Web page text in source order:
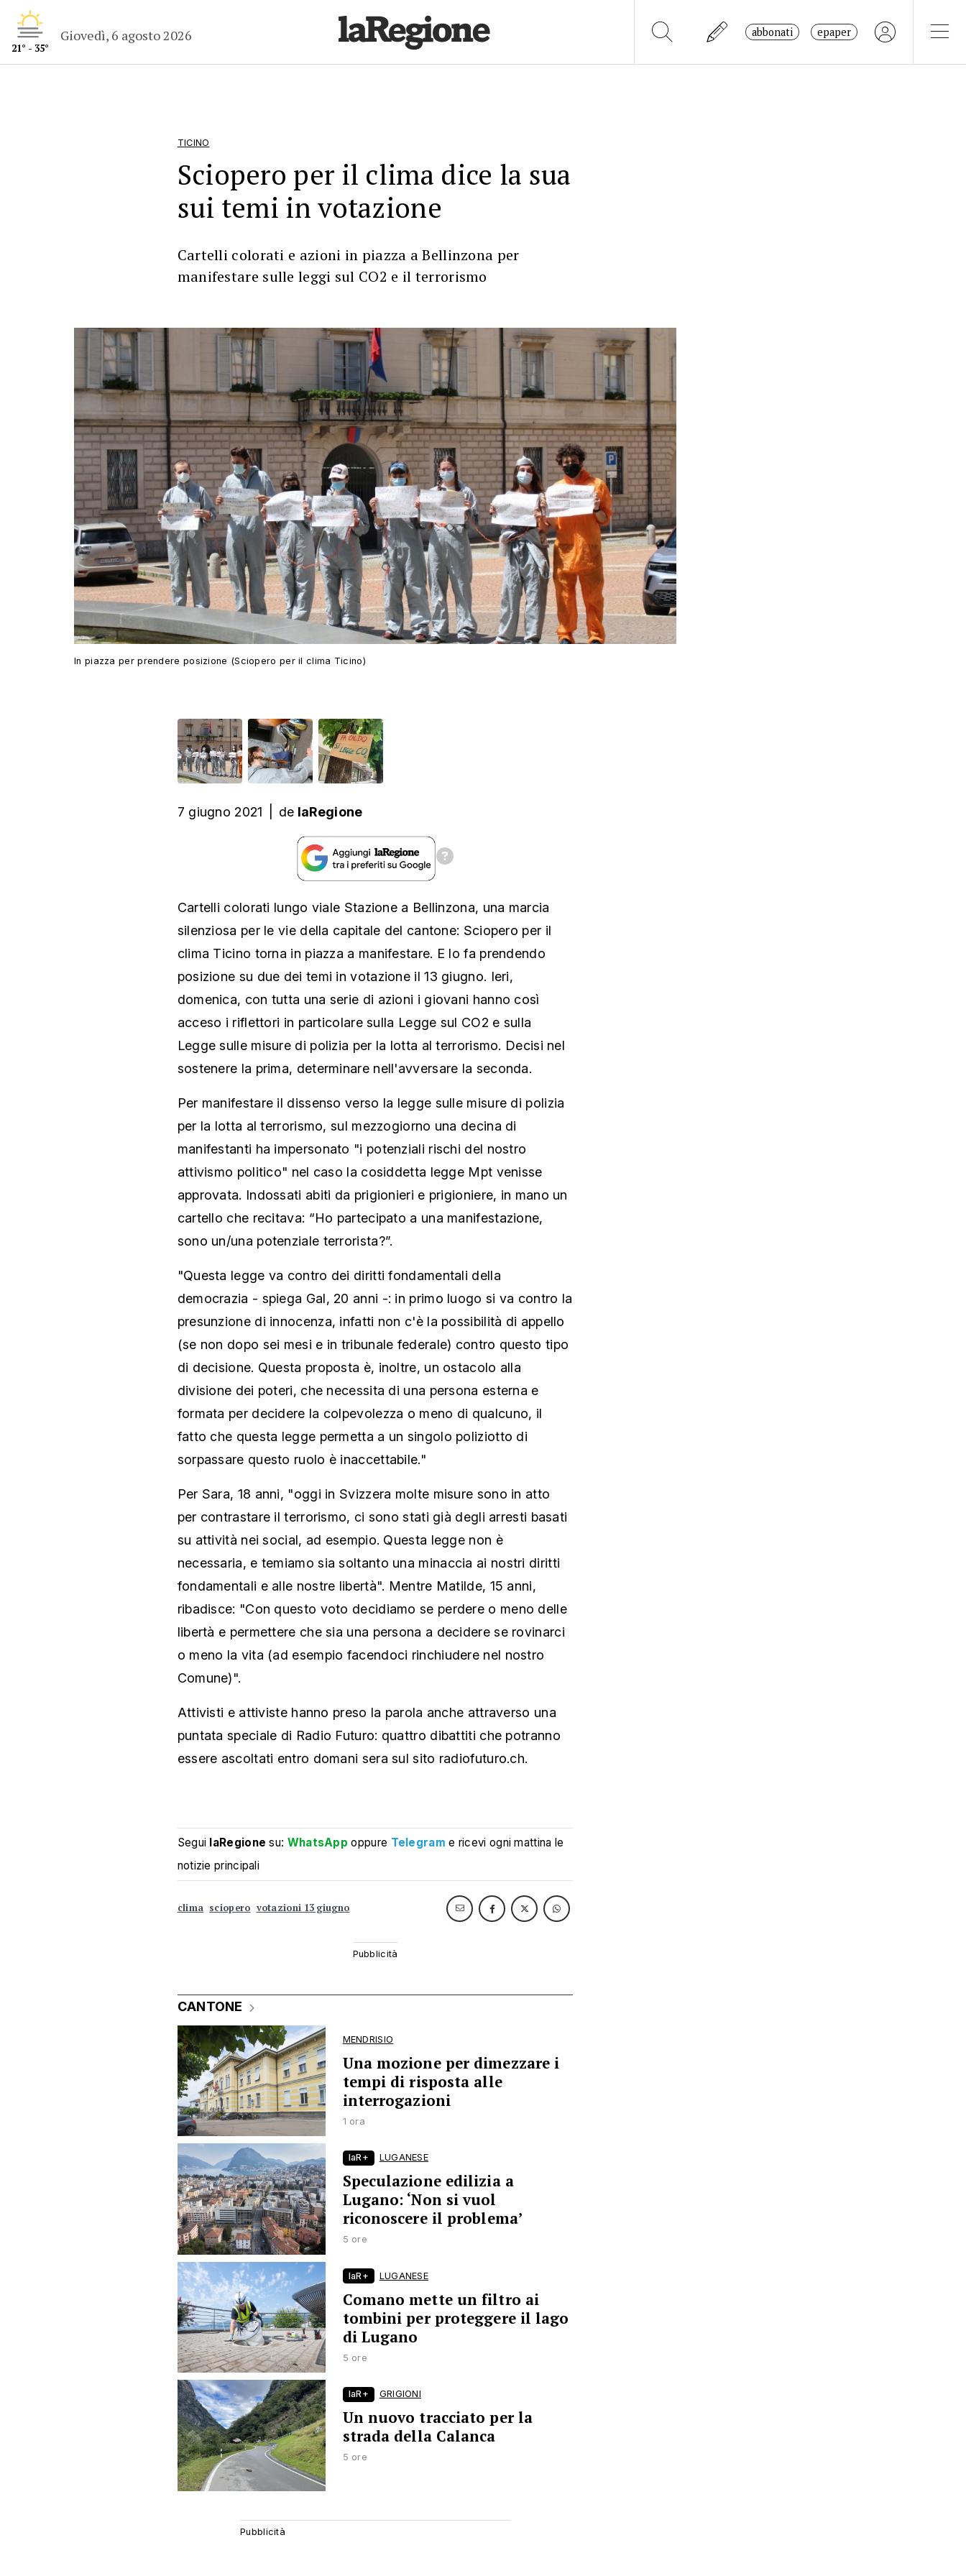
21° - 35°
Giovedì, 6 agosto 2026 abbonati epaper
TICINO
Sciopero per il clima dice la sua
sui temi in votazione
Cartelli colorati e azioni in piazza a Bellinzona per
manifestare sulle leggi sul CO2 e il terrorismo
In piazza per prendere posizione (Sciopero per il clima Ticino)
7 giugno 2021 de laRegione
Cartelli colorati lungo viale Stazione a Bellinzona, una marcia
silenziosa per le vie della capitale del cantone: Sciopero per il
clima Ticino torna in piazza a manifestare. E lo fa prendendo
posizione su due dei temi in votazione il 13 giugno. Ieri,
domenica, con tutta una serie di azioni i giovani hanno così
acceso i riflettori in particolare sulla Legge sul CO2 e sulla
Legge sulle misure di polizia per la lotta al terrorismo. Decisi nel
sostenere la prima, determinare nell'avversare la seconda.
Per manifestare il dissenso verso la legge sulle misure di polizia
per la lotta al terrorismo, sul mezzogiorno una decina di
manifestanti ha impersonato "i potenziali rischi del nostro
attivismo politico" nel caso la cosiddetta legge Mpt venisse
approvata. Indossati abiti da prigionieri e prigioniere, in mano un
cartello che recitava: “Ho partecipato a una manifestazione,
sono un/una potenziale terrorista?”.
"Questa legge va contro dei diritti fondamentali della
democrazia - spiega Gal, 20 anni -: in primo luogo si va contro la
presunzione di innocenza, infatti non c'è la possibilità di appello
(se non dopo sei mesi e in tribunale federale) contro questo tipo
di decisione. Questa proposta è, inoltre, un ostacolo alla
divisione dei poteri, che necessita di una persona esterna e
formata per decidere la colpevolezza o meno di qualcuno, il
fatto che questa legge permetta a un singolo poliziotto di
sorpassare questo ruolo è inaccettabile."
Per Sara, 18 anni, "oggi in Svizzera molte misure sono in atto
per contrastare il terrorismo, ci sono stati già degli arresti basati
su attività nei social, ad esempio. Questa legge non è
necessaria, e temiamo sia soltanto una minaccia ai nostri diritti
fondamentali e alle nostre libertà". Mentre Matilde, 15 anni,
ribadisce: "Con questo voto decidiamo se perdere o meno delle
libertà e permettere che sia una persona a decidere se rovinarci
o meno la vita (ad esempio facendoci rinchiudere nel nostro
Comune)".
Attivisti e attiviste hanno preso la parola anche attraverso una
puntata speciale di Radio Futuro: quattro dibattiti che potranno
essere ascoltati entro domani sera sul sito radiofuturo.ch.
Segui laRegione su: WhatsApp oppure Telegram e ricevi ogni mattina le
notizie principali
clima sciopero votazioni 13 giugno
CANTONE
MENDRISIO
Una mozione per dimezzare i
tempi di risposta alle
interrogazioni
1 ora
laR+ LUGANESE
Speculazione edilizia a
Lugano: ‘Non si vuol
riconoscere il problema’
5 ore
laR+ LUGANESE
Comano mette un filtro ai
tombini per proteggere il lago
di Lugano
5 ore
laR+ GRIGIONI
Un nuovo tracciato per la
strada della Calanca
5 ore